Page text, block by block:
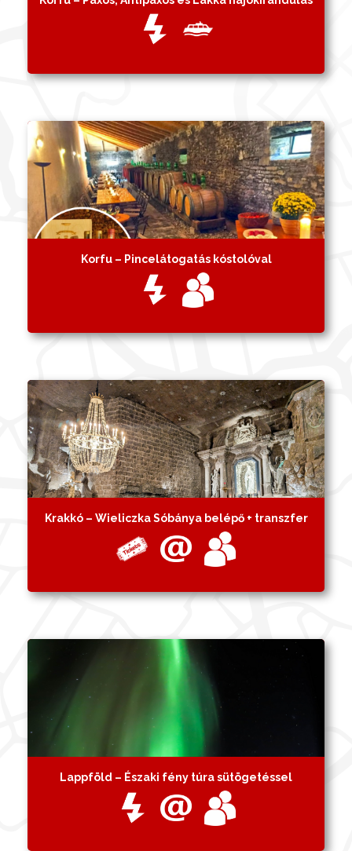
Korfu – Pincelátogatás kóstolóval
Krakkó – Wieliczka Sóbánya belépő + transzfer
Lappföld – Északi fény túra sütögetéssel